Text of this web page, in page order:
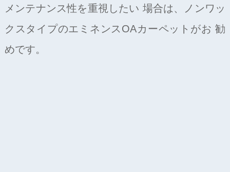
メンテナンス性を重視したい 場合は、ノンワッ
クスタイプのエミネンスOAカーペットがお 勧
めです。